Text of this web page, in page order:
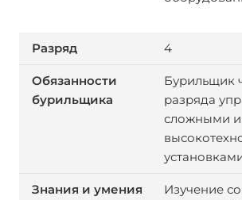
4
Бурильщик
разряда
сложными и
Изучение